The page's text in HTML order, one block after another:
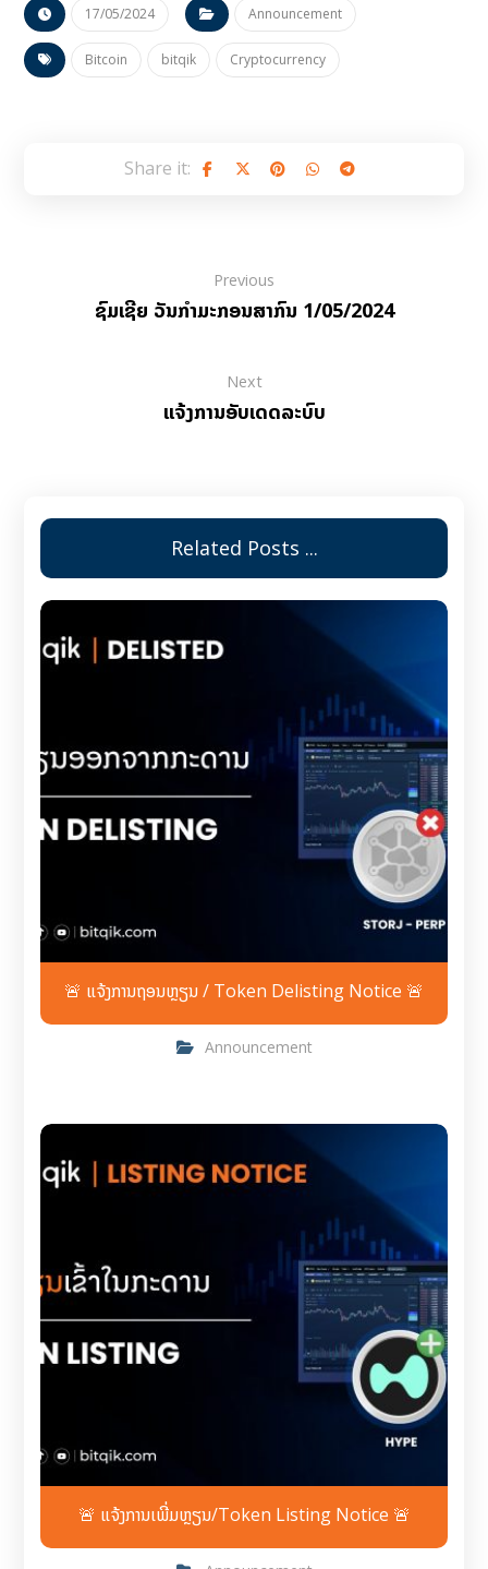
17/05/2024 Announcement
Bitcoin bitqik Cryptocurrency
Previous
ຊົມເຊີຍ ວັນກຳມະກອນສາກົນ 1/05/2024
Next
ແຈ້ງການອັບເດດລະບົບ
Related Posts ...
🚨 ແຈ້ງການຖອນຫຼຽນ / Token Delisting Notice 🚨
Announcement
🚨 ແຈ້ງການເພີ່ມຫຼຽນ/Token Listing Notice 🚨